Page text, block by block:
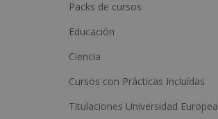
a
v
e
:
Packs de cursos
Educación
Ciencia
Cursos con Prácticas Incluídas
Titulaciones Universidad Europea